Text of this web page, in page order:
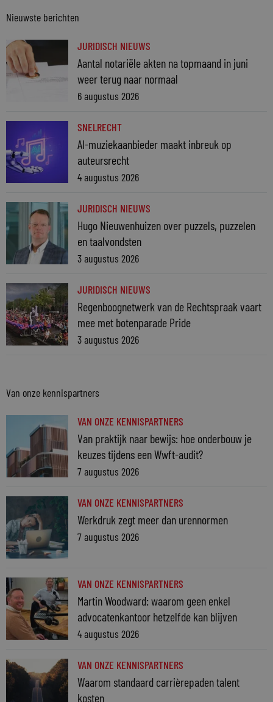
Nieuwste berichten
JURIDISCH NIEUWS
Aantal notariële akten na topmaand in juni
weer terug naar normaal
6 augustus 2026
SNELRECHT
AI-muziekaanbieder maakt inbreuk op
auteursrecht
4 augustus 2026
JURIDISCH NIEUWS
Hugo Nieuwenhuizen over puzzels, puzzelen
en taalvondsten
3 augustus 2026
JURIDISCH NIEUWS
Regenboognetwerk van de Rechtspraak vaart
mee met botenparade Pride
3 augustus 2026
Van onze kennispartners
VAN ONZE KENNISPARTNERS
Van praktijk naar bewijs: hoe onderbouw je
keuzes tijdens een Wwft-audit?
7 augustus 2026
VAN ONZE KENNISPARTNERS
Werkdruk zegt meer dan urennormen
7 augustus 2026
VAN ONZE KENNISPARTNERS
Martin Woodward: waarom geen enkel
advocatenkantoor hetzelfde kan blijven
4 augustus 2026
VAN ONZE KENNISPARTNERS
Waarom standaard carrièrepaden talent
kosten